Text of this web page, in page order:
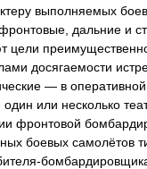
выполняемых
дальние и
цели
досягаемости
— в
или несколько
фронтовой
боевых самолётов